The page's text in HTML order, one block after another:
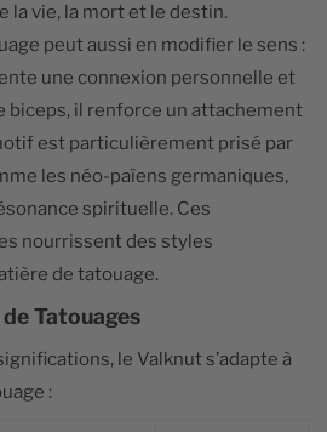
la vie, la mort et le destin.
peut aussi en modifier le sens :
une connexion personnelle et
biceps, il renforce un attachement
est particulièrement prisé par
les néo-païens germaniques,
spirituelle. Ces
nourrissent des styles
de tatouage.
Tatouages
le Valknut s’adapte à
: